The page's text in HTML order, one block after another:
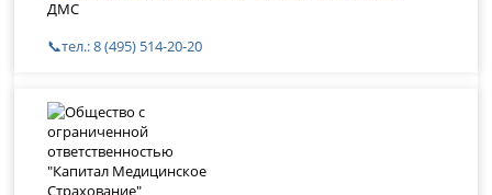
ДМС
📞тел.: 8 (495) 514-20-20